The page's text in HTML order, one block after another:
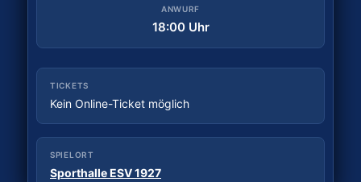
18:30 Uhr
TICKETS
SPIELORT
Wittkuller Straße, 42719 Solingen
ANWURF
18:00 Uhr
TICKETS
Kein Online-Ticket möglich
SPIELORT
Sporthalle ESV 1927